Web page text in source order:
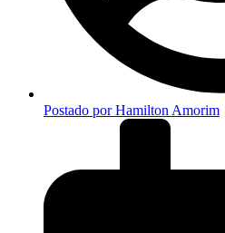
Postado porHamilton Amorim